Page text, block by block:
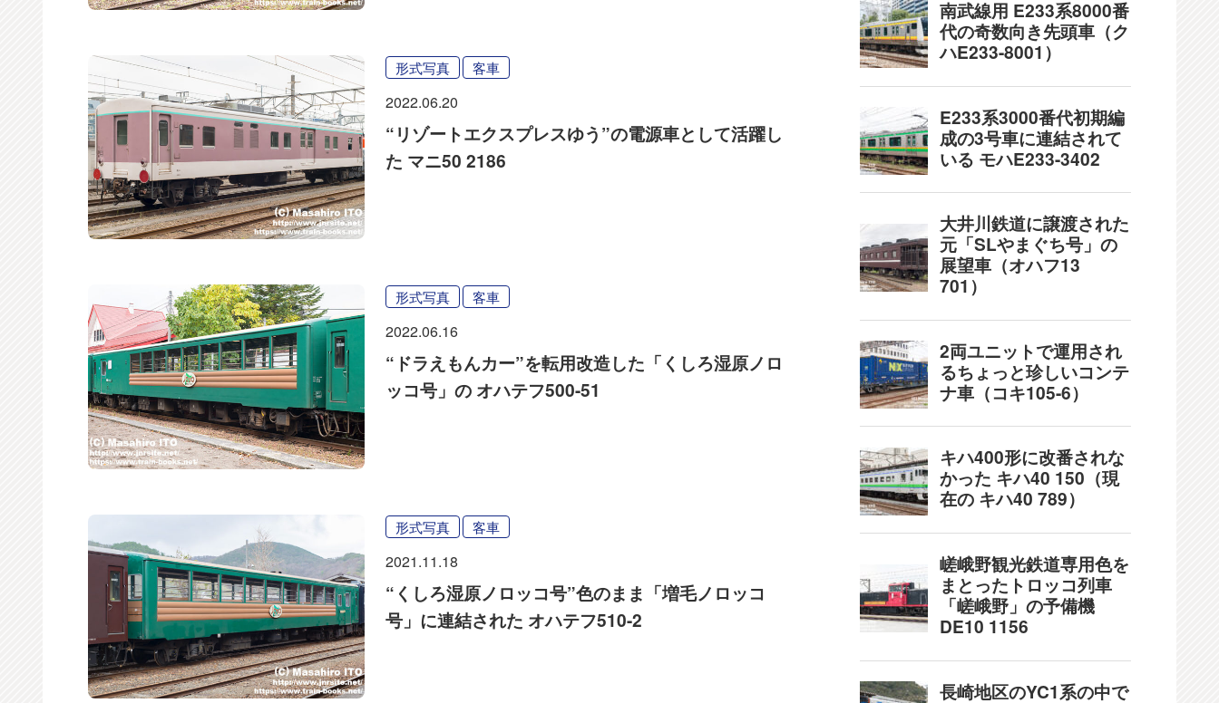
形式写真 客車
2022.06.20
“リゾートエクスプレスゆう”の電源車として活躍し
た マニ50 2186
形式写真 客車
2022.06.16
“ドラえもんカー”を転用改造した「くしろ湿原ノロ
ッコ号」の オハテフ500-51
形式写真 客車
2021.11.18
“くしろ湿原ノロッコ号”色のまま「増毛ノロッコ
号」に連結された オハテフ510-2